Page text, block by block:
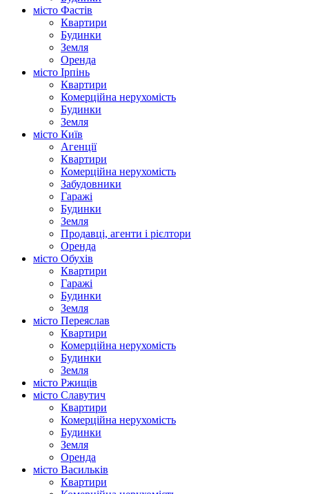
місто Фастів
Квартири
Будинки
Земля
Оренда
місто Ірпінь
Квартири
Комерційна нерухомість
Будинки
Земля
місто Київ
Агенції
Квартири
Комерційна нерухомість
Забудовники
Гаражі
Будинки
Земля
Продавці, агенти і рієлтори
Оренда
місто Обухів
Квартири
Гаражі
Будинки
Земля
місто Переяслав
Квартири
Комерційна нерухомість
Будинки
Земля
місто Ржищів
місто Славутич
Квартири
Комерційна нерухомість
Будинки
Земля
Оренда
місто Василькiв
Квартири